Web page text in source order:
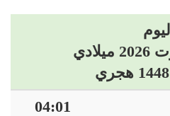
اليوم
04:01